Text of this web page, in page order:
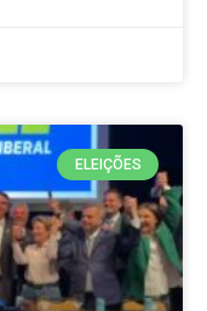
ELEIÇÕES